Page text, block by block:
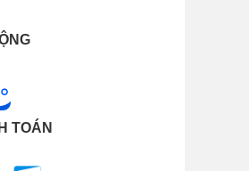
TOÁN